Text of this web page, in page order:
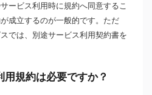
ービス利用時に規約へ同意するこ
成立するのが一般的です。ただ
では、別途サービス利用契約書を
規約は必要ですか？